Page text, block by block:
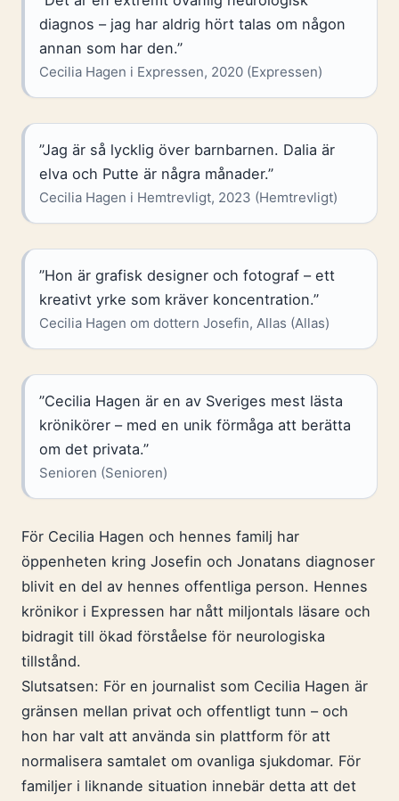
diagnos – jag har aldrig hört talas om någon
annan som har den.”
Cecilia Hagen i Expressen, 2020 (Expressen)
”Jag är så lycklig över barnbarnen. Dalia är
elva och Putte är några månader.”
Cecilia Hagen i Hemtrevligt, 2023 (Hemtrevligt)
”Hon är grafisk designer och fotograf – ett
kreativt yrke som kräver koncentration.”
Cecilia Hagen om dottern Josefin, Allas (Allas)
”Cecilia Hagen är en av Sveriges mest lästa
krönikörer – med en unik förmåga att berätta
om det privata.”
Senioren (Senioren)
För Cecilia Hagen och hennes familj har
öppenheten kring Josefin och Jonatans diagnoser
blivit en del av hennes offentliga person. Hennes
krönikor i Expressen har nått miljontals läsare och
bidragit till ökad förståelse för neurologiska
tillstånd.
Slutsatsen: För en journalist som Cecilia Hagen är
gränsen mellan privat och offentligt tunn – och
hon har valt att använda sin plattform för att
normalisera samtalet om ovanliga sjukdomar. För
familjer i liknande situation innebär detta att det